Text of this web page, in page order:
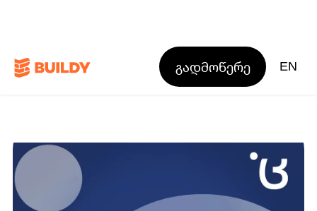
გადმოწერე EN